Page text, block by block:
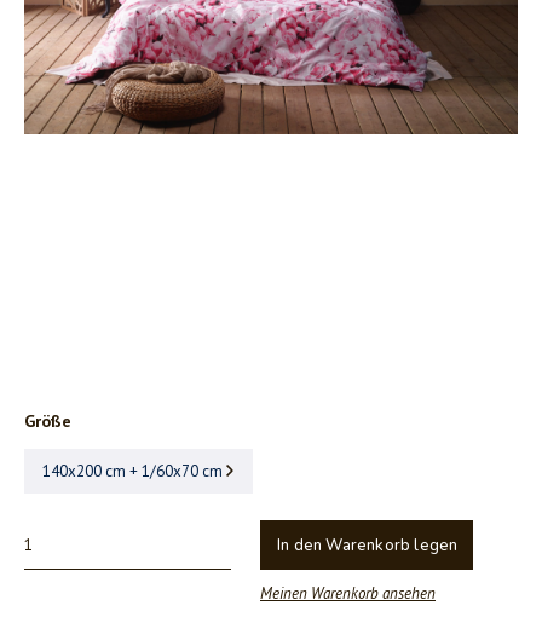
Größe
140x200 cm + 1/60x70 cm
In den Warenkorb legen
Meinen Warenkorb ansehen